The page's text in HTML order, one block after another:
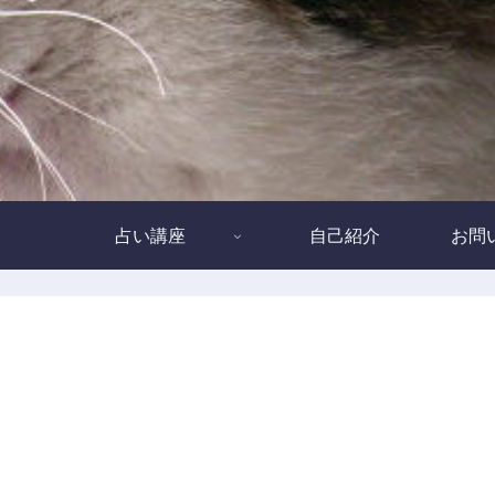
占い講座 自己紹介 お問